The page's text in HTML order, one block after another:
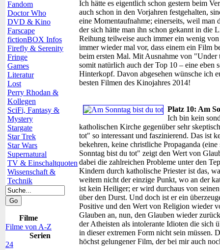
Fandom
Doctor Who
DVD & Kino
Farscape
fictionBOX Infos
Firefly & Serenity
Fringe
Games
Literatur
Lost
Perry Rhodan &
Kollegen
SciFi, Fantasy &
Mystery
Stargate
Star Trek
Star Wars
Supernatural
TV & Einschaltquoten
Wissenschaft &
Technik
Filme
Filme von A-Z
Serien
24
Ich hätte es eigentlich schon gestern beim
auch schon in den Vorjahren festgehalten,
eine Momentaufnahme; einerseits, weil man
der sich hätte man ihn schon gekannt in die
Reihung teilweise auch immer ein wenig
immer wieder mal vor, dass einem ein Film
beim ersten Mal. Mit Ausnahme von
somit natürlich auch der Top 10 – eine eben
Hinterkopf. Davon abgesehen wünsche ich
besten Filmen des Kinojahres 2014!
Platz 10: Am
Ich bin kein
katholischen Kirche gegenüber sehr
tot" so interessant und faszinierend. Das ist
bekehren, keine christliche Propaganda
Sonntag bist du tot" zeigt den Wert von
dabei die zahlreichen Probleme unter den
Kindern durch katholische Priester ist das,
weitem nicht der einzige Punkt, wo an der
ist kein Heiliger; er wird durchaus von
über den Durst. Und doch ist er ein
Positive und den Wert von Religion wieder
Glauben an, nun, den Glauben wieder
der Atheisten als intolerante Idioten die sich
in dieser extremen Form nicht sein müssen.
höchst gelungener Film, der bei mir auch